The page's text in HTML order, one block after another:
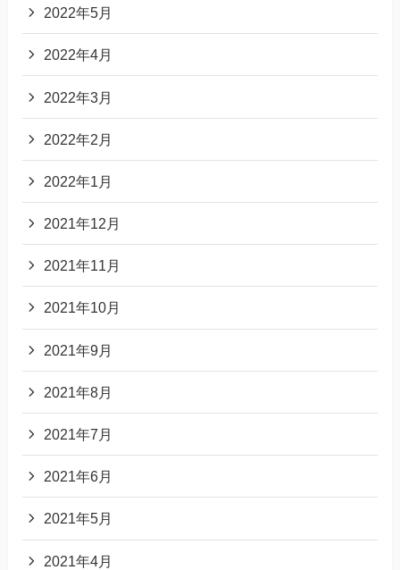
2022年5月
2022年4月
2022年3月
2022年2月
2022年1月
2021年12月
2021年11月
2021年10月
2021年9月
2021年8月
2021年7月
2021年6月
2021年5月
2021年4月